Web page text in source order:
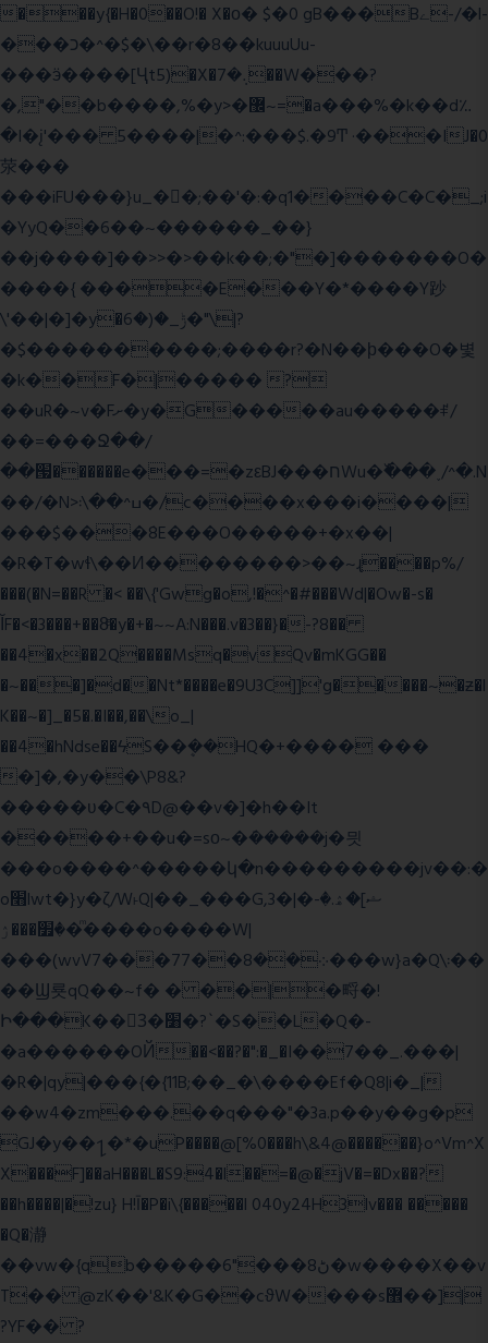
���y{�H�0��O!� X�о� $�0 gB���Bے-/�l-
���כ�^�$�\��r�8��kuuuUu-
���ӭ����[Ҷt5)�X�܉�7��W���?
�,"��b����,%�y>�޼~=�a���%�k��d؉
�I�į'��� 5����|�^:���$.�9Ͳ ·���IJ�0
荥���
���iFU���}u_��;��'�:�q1����C�C�_;i
�YyQ��6��~������_��}
��j����]��>>�>��k��;�"�]�������O�
����{ ����E���Y�*����Y䟞
\'��|�]�y�ݱ_�(�6�"\|?
�$����������;����r?�N��ϸ���O�볓
�k��F�|����� ?
��uR�~v�Fށ�y�G�����au�����ꑷ/
��=���Ջ��/
��՗������e���=�zεBJ���חWu�߰���˯/^�.N
��/�N>ߎ^��\܃�/c����x���i����|
���$���ܿ8E���O�����+�x��|
�R�T�wɬ\� �И��������>��~ɻ����p%/
���(�N=��R �< ��\{'Gwg�o,!�^�#���Wd|�Ow�-s�
ĬF�<�3���+��8ͣ�y�+�~~A:N���.v�3��}�-?8��
��4�x��2Q����Msq�vQv�mKGG��
�~���]�d��Nt*����e�9U3C]]'g�����~�ƶ�l
K��~�]_�5�.�I��,��\o_|
��4�hNdse��ϟS��ܷ��HQ�+���� ���
�]�,�y��\P8&?
�����ʋ�C�۹D@��v�]�h��It
�����+��u�=sο~�ܿ�����j�믯
���o����^�����կ�n���������jv��:�
o׫lwt�}y�ζ/W˫Q|��_���G,3�|�ޝ]�ۿ.�-
�׿���ۯ�ͫ����o����W|
���(wvV܀��8��77���7���w}a�Q\܃��
��Ϣ룟qQ��~f� � ��|�㽟�!
Ի���K��3ٓ�׸�?`�S��L�Q�-
�a������OЙ��<��?�":�_�I��7��_.���|
�R�|qy|���{�{11B;��_�\����Ef�Q8|i�_|
��w4�zm���.��q���"�3a.p��y��g�p
GJ�y��႑�*�uP����@[%0���h\&4@������}o^Vm^X
X���F]��aH���L�S9:4�l��=�@�jV�=�Dx��?
��h����|�!zu} H!Ī�P�i\{�����l 040y24H3lv��� �����
�Q�瀞
��vw�{qb�����6"���8ڻ�w����X��v
T�� @zK��'&K�G��cϑW����s޾��]|
?YF�� ?